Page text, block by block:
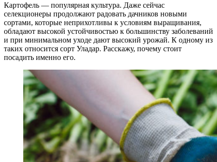
Картофель — популярная культура. Даже сейчас
селекционеры продолжают радовать дачников новыми
сортами, которые неприхотливы к условиям выращивания,
обладают высокой устойчивостью к большинству заболеваний
и при минимальном уходе дают высокий урожай. К одному из
таких относится сорт Уладар. Расскажу, почему стоит
посадить именно его.